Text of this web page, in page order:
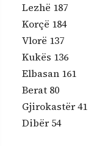
Lezhë 187
Korçë 184
Vlorë 137
Kukës 136
Elbasan 161
Berat 80
Gjirokastër 41
Dibër 54